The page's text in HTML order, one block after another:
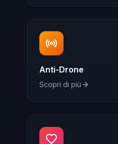
Anti-Drone
Scopri di più